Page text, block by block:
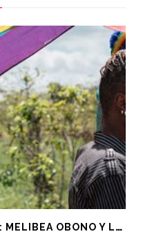
L
A VOZ DE LA RESISTENCIA: MELIBEA OBONO Y LA LUCHA LGTBI EN GUINEA ECUATORIAL